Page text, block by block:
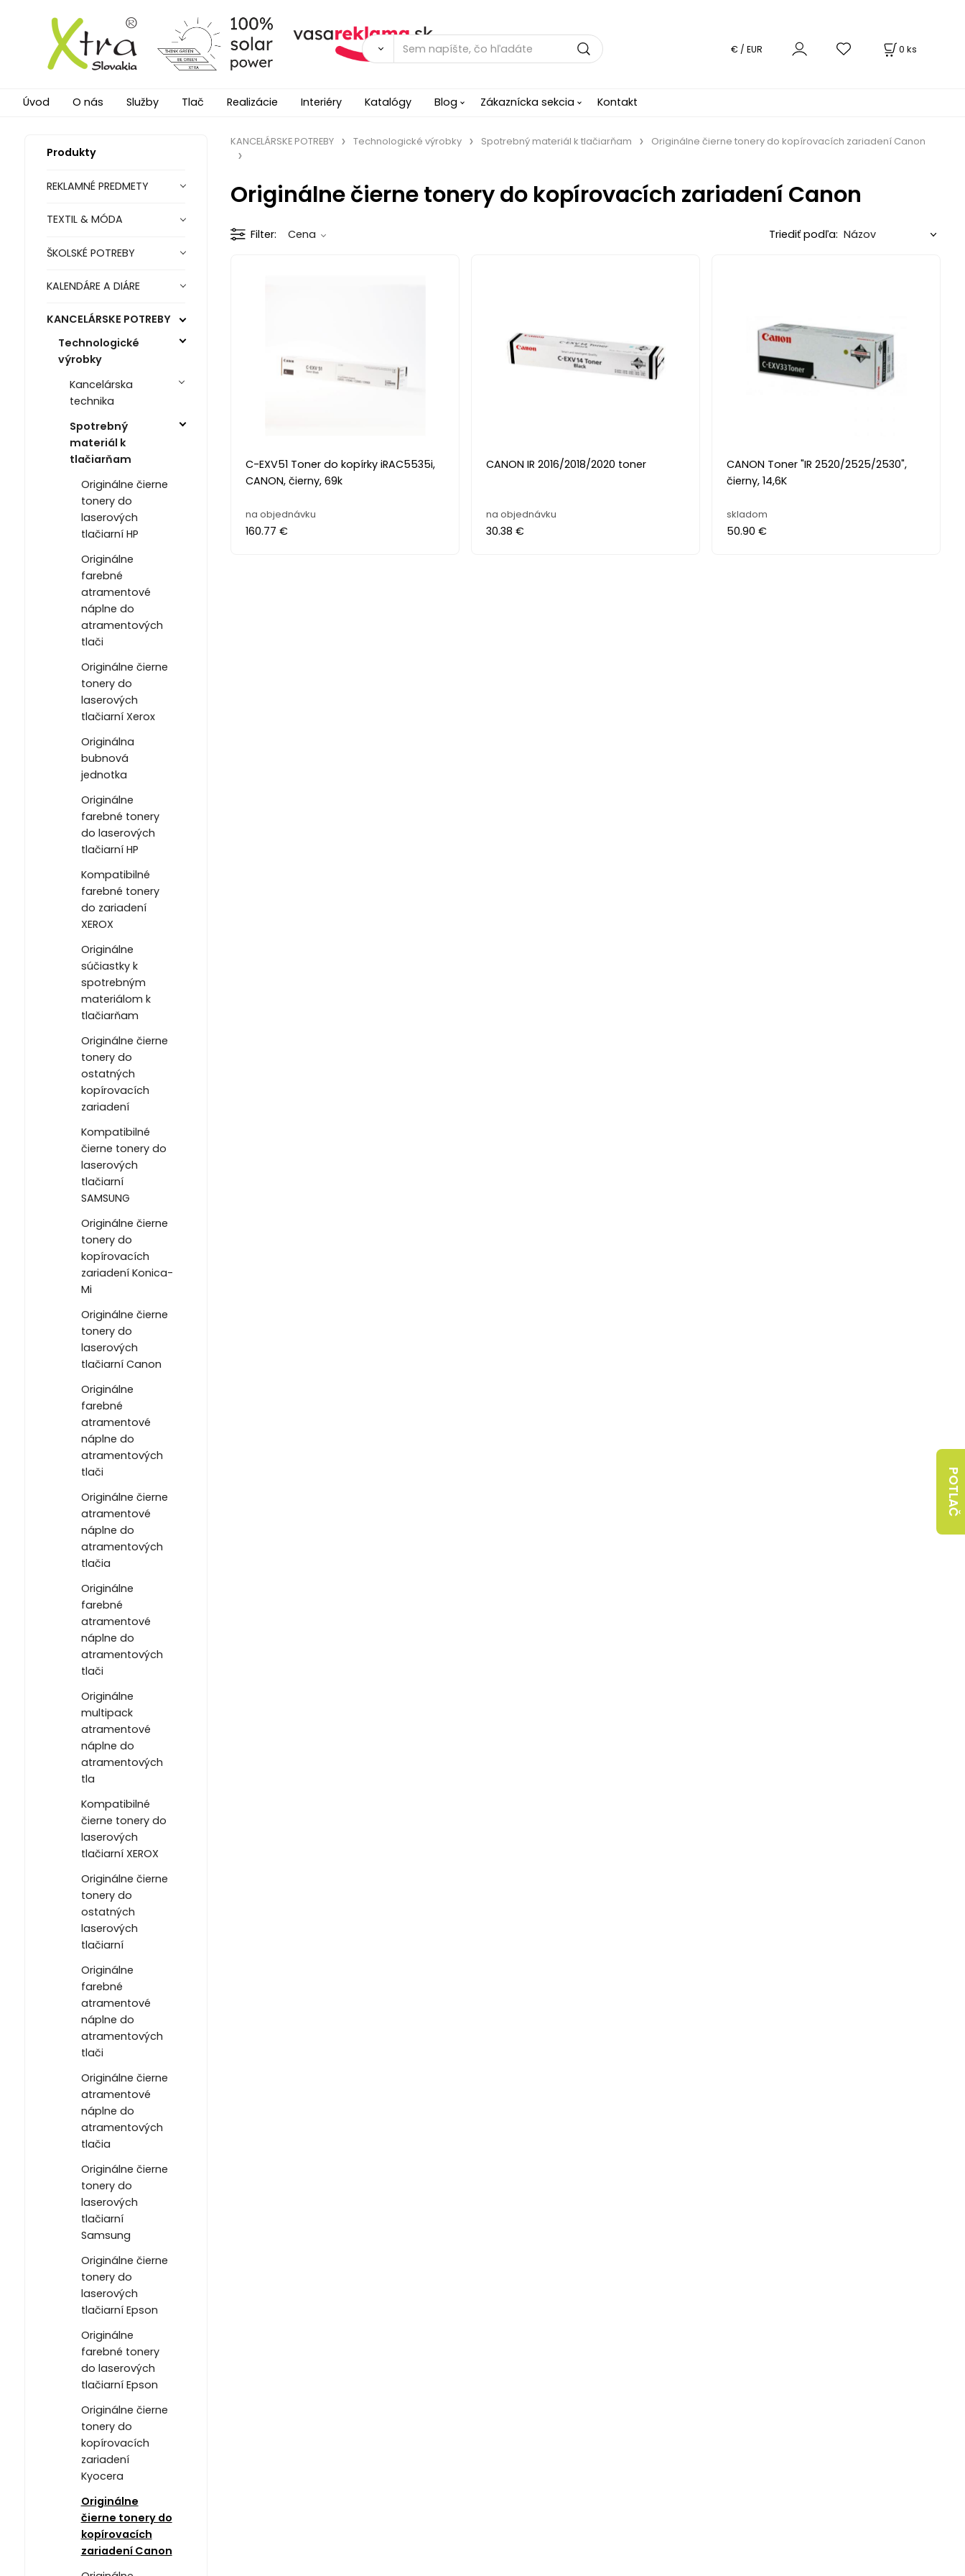
0 ks
€ / EUR
Úvod O nás Služby Tlač Realizácie Interiéry Katalógy Blog Zákaznícka sekcia Kontakt
Produkty
REKLAMNÉ PREDMETY
TEXTIL & MÓDA
ŠKOLSKÉ POTREBY
KALENDÁRE A DIÁRE
KANCELÁRSKE POTREBY
Technologické
výrobky
Kancelárska
technika
Spotrebný
materiál k
tlačiarňam
Originálne čierne
tonery do
laserových
tlačiarní HP
Originálne
farebné
atramentové
náplne do
atramentových
tlači
Originálne čierne
tonery do
laserových
tlačiarní Xerox
Originálna
bubnová
jednotka
Originálne
farebné tonery
do laserových
tlačiarní HP
Kompatibilné
farebné tonery
do zariadení
XEROX
Originálne
súčiastky k
spotrebným
materiálom k
tlačiarňam
Originálne čierne
tonery do
ostatných
kopírovacích
zariadení
Kompatibilné
čierne tonery do
laserových
tlačiarní
SAMSUNG
Originálne čierne
tonery do
kopírovacích
zariadení Konica-
Mi
Originálne čierne
tonery do
laserových
tlačiarní Canon
Originálne
farebné
atramentové
náplne do
atramentových
tlači
Originálne čierne
atramentové
náplne do
atramentových
tlačia
Originálne
farebné
atramentové
náplne do
atramentových
tlači
Originálne
multipack
atramentové
náplne do
atramentových
tla
Kompatibilné
čierne tonery do
laserových
tlačiarní XEROX
Originálne čierne
tonery do
ostatných
laserových
tlačiarní
Originálne
farebné
atramentové
náplne do
atramentových
tlači
Originálne čierne
atramentové
náplne do
atramentových
tlačia
Originálne čierne
tonery do
laserových
tlačiarní
Samsung
Originálne čierne
tonery do
laserových
tlačiarní Epson
Originálne
farebné tonery
do laserových
tlačiarní Epson
Originálne čierne
tonery do
kopírovacích
zariadení
Kyocera
Originálne
čierne tonery do
kopírovacích
zariadení Canon
KANCELÁRSKE POTREBY Technologické výrobky Spotrebný materiál k tlačiarňam Originálne čierne tonery do kopírovacích zariadení Canon
Originálne čierne tonery do kopírovacích zariadení Canon
Filter Cena Triediť podľa:
C-EXV51 Toner do kopírky iRAC5535i,
CANON, čierny, 69k
na objednávku
160.77 €
CANON IR 2016/2018/2020 toner
na objednávku
30.38 €
CANON Toner "IR 2520/2525/2530",
čierny, 14,6K
skladom
50.90 €
POTLAČ